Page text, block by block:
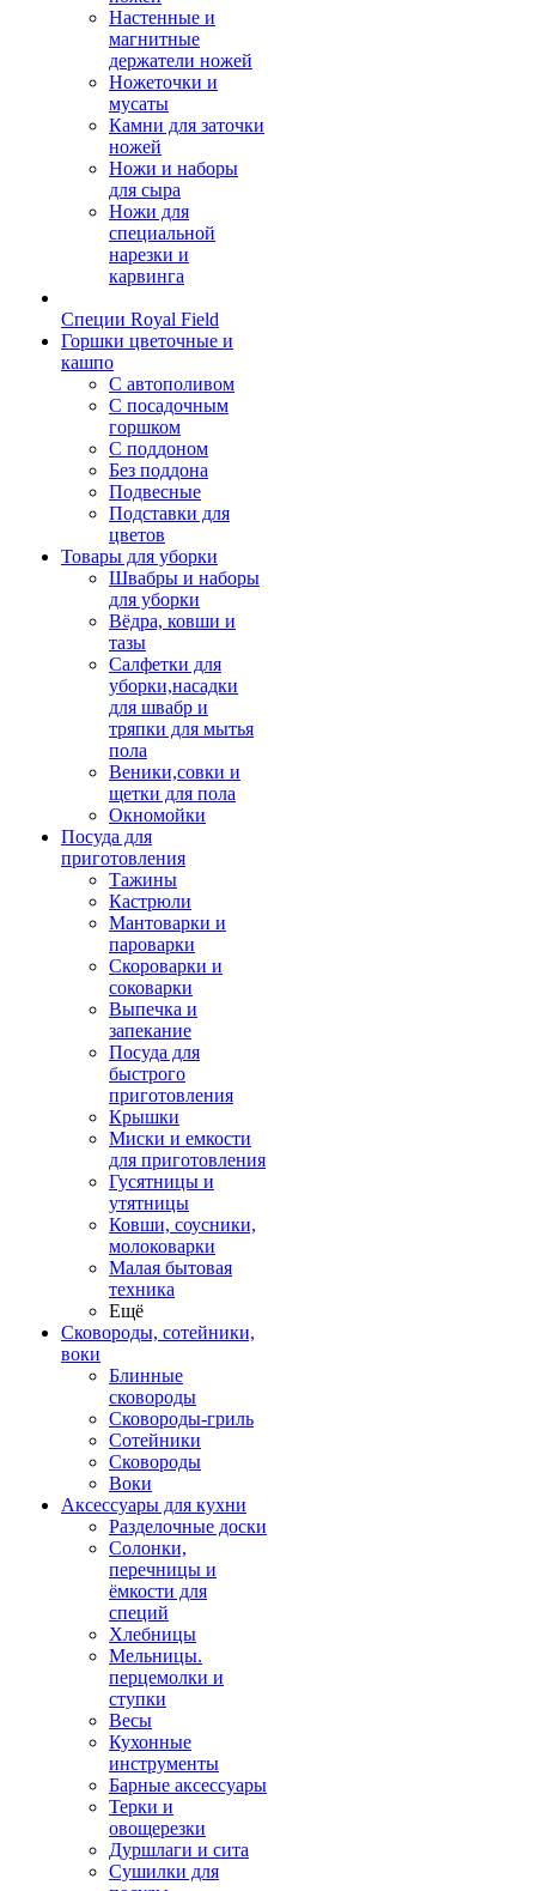
Настенные и
магнитные
держатели ножей
Ножеточки и
мусаты
Камни для заточки
ножей
Ножи и наборы
для сыра
Ножи для
специальной
нарезки и
карвинга
Специи Royal Field
Горшки цветочные и
кашпо
С автополивом
С посадочным
горшком
С поддоном
Без поддона
Подвесные
Подставки для
цветов
Товары для уборки
Швабры и наборы
для уборки
Вёдра, ковши и
тазы
Салфетки для
уборки,насадки
для швабр и
тряпки для мытья
пола
Веники,совки и
щетки для пола
Окномойки
Посуда для
приготовления
Тажины
Кастрюли
Мантоварки и
пароварки
Скороварки и
соковарки
Выпечка и
запекание
Посуда для
быстрого
приготовления
Крышки
Миски и емкости
для приготовления
Гусятницы и
утятницы
Ковши, соусники,
молоковарки
Малая бытовая
техника
Ещё
Сковороды, сотейники,
воки
Блинные
сковороды
Сковороды-гриль
Сотейники
Сковороды
Воки
Аксессуары для кухни
Разделочные доски
Солонки,
перечницы и
ёмкости для
специй
Хлебницы
Мельницы.
перцемолки и
ступки
Весы
Кухонные
инструменты
Барные аксессуары
Терки и
овощерезки
Дуршлаги и сита
Сушилки для